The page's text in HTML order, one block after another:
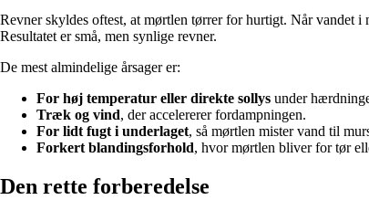
Revner skyldes oftest, at mørtlen tørrer for hurtigt. Når vandet
Resultatet er små, men synlige revner.
De mest almindelige årsager er:
For høj temperatur eller direkte sollys under
Træk og vind, der accelererer fordampningen.
For lidt fugt i underlaget, så mørtlen mister vand til
Forkert blandingsforhold, hvor mørtlen bliver for tør
Den rette forberedelse